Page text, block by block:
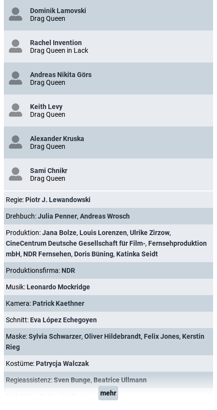
Dominik Lamovski
Drag Queen
Rachel Invention
Drag Queen in Lack
Andreas Nikita Görs
Drag Queen
Keith Levy
Drag Queen
Alexander Kruska
Drag Queen
Sami Chnikr
Drag Queen
Regie: Piotr J. Lewandowski
Drehbuch:Julia Penner, Andreas Wrosch
Produktion:Jana Bolze, Louis Lorenzen, Ulrike Zirzow,
CineCentrum Deutsche Gesellschaft für Film-, Fernsehproduktion
mbH, NDR Fernsehen, Doris Büning, Katinka Seidt
Produktionsfirma: NDR
Musik: Leonardo Mockridge
Kamera: Patrick Kaethner
Schnitt: Eva López Echegoyen
Maske:Sylvia Schwarzer, Oliver Hildebrandt, Felix Jones, Kerstin
Rieg
Kostüme: Patrycja Walczak
Regieassistenz:Sven Bunge, Beatrice Ullmann
mehr